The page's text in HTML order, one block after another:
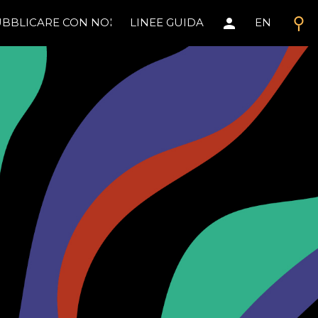
search
CON NOI LINEE GUIDA person EN